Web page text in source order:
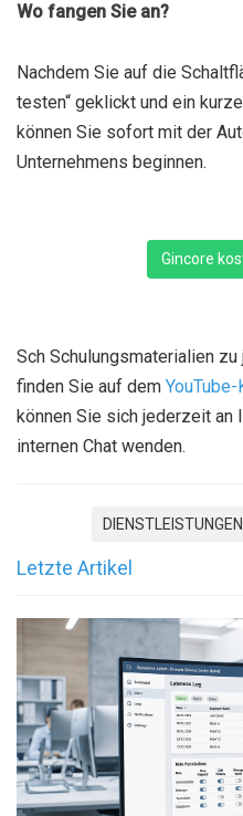
Wo fangen Sie an?
Nachdem Sie auf die
testen“ geklickt und ein
können Sie sofort mit der
Unternehmens beginnen.
Gincore
Sch Schulungsmaterialien
finden Sie auf dem YouTube-
können Sie sich jederzeit an
internen Chat wenden.
DIENSTLEISTUNGEN
Letzte Artikel